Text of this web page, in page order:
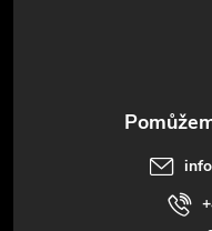
info